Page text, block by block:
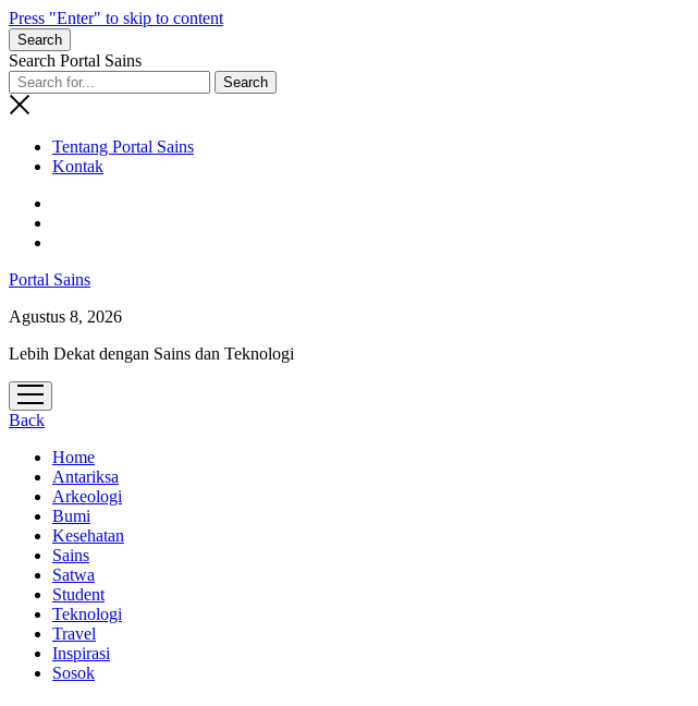
Press "Enter" to skip to content
Search
Search Portal Sains
Tentang Portal Sains
Kontak
Portal Sains
Agustus 8, 2026
Lebih Dekat dengan Sains dan Teknologi
open
menu
Back
Home
Antariksa
Arkeologi
Bumi
Kesehatan
Sains
Satwa
Student
Teknologi
Travel
Inspirasi
Sosok